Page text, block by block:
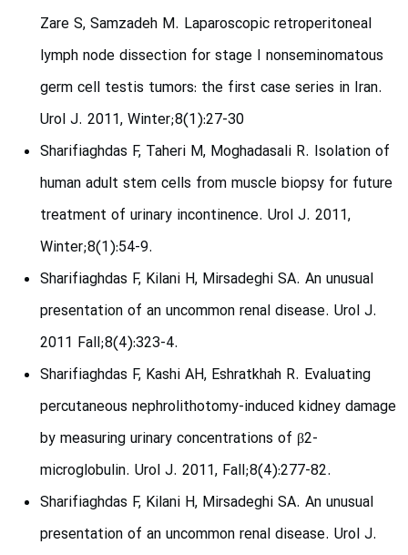
Zare S, Samzadeh M. Laparoscopic retroperitoneal
lymph node dissection for stage I nonseminomatous
germ cell testis tumors: the first case series in Iran.
Urol J. 2011, Winter;8(1):27-30
Sharifiaghdas F, Taheri M, Moghadasali R. Isolation of
human adult stem cells from muscle biopsy for future
treatment of urinary incontinence. Urol J. 2011,
Winter;8(1):54-9.
Sharifiaghdas F, Kilani H, Mirsadeghi SA. An unusual
presentation of an uncommon renal disease. Urol J.
2011 Fall;8(4):323-4.
Sharifiaghdas F, Kashi AH, Eshratkhah R. Evaluating
percutaneous nephrolithotomy-induced kidney damage
by measuring urinary concentrations of β2-
microglobulin. Urol J. 2011, Fall;8(4):277-82.
Sharifiaghdas F, Kilani H, Mirsadeghi SA. An unusual
presentation of an uncommon renal disease. Urol J.